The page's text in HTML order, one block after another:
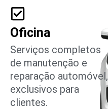
Oficina
Serviços completos
de manutenção e
reparação automóvel,
exclusivos para
clientes.